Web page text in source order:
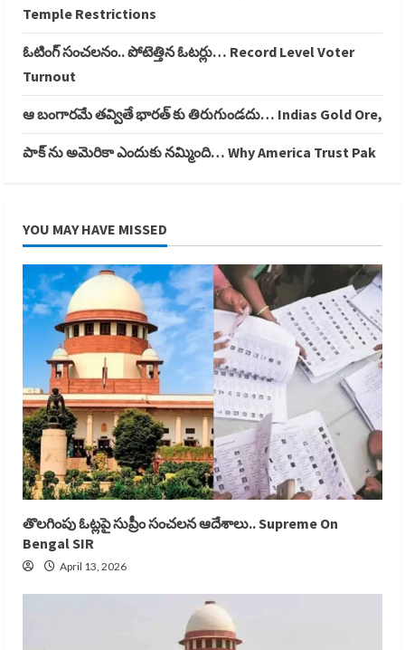
Temple Restrictions
ఓటింగ్ సంచలనం.. పోటెత్తిన ఓటర్లు… Record Level Voter
Turnout
ఆ బంగారమే తవ్వితే భారత్ కు తిరుగుండదు… Indias Gold Ore,
పాక్ ను అమెరికా ఎందుకు నమ్మింది… Why America Trust Pak
YOU MAY HAVE MISSED
తొలగింపు ఓట్లపై సుప్రీం సంచలన ఆదేశాలు.. Supreme On
Bengal SIR
April 13, 2026